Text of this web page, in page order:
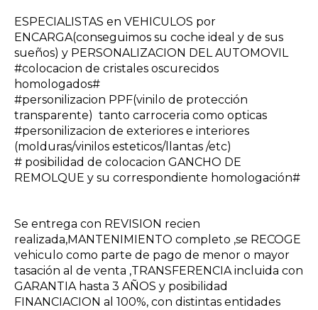
ESPECIALISTAS en VEHICULOS por
ENCARGA(conseguimos su coche ideal y de sus
sueños) y PERSONALIZACION DEL AUTOMOVIL
#colocacion de cristales oscurecidos
homologados#
#personilizacion PPF(vinilo de protección
transparente) tanto carroceria como opticas
#personilizacion de exteriores e interiores
(molduras/vinilos esteticos/llantas /etc)
# posibilidad de colocacion GANCHO DE
REMOLQUE y su correspondiente homologación#
Se entrega con REVISION recien
realizada,MANTENIMIENTO completo ,se RECOGE
vehiculo como parte de pago de menor o mayor
tasación al de venta ,TRANSFERENCIA incluida con
GARANTIA hasta 3 AÑOS y posibilidad
FINANCIACION al 100%, con distintas entidades